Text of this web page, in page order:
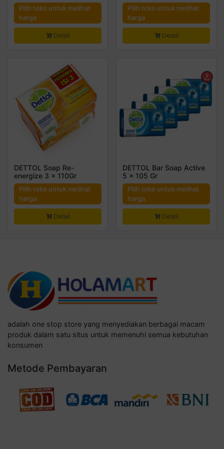
Pilih toko untuk melihat
harga
Detail
Pilih toko untuk melihat
harga
Detail
DETTOL Soap Re-
energize 3 x 110Gr
Pilih toko untuk melihat
harga
Detail
DETTOL Bar Soap Active
5 x 105 Gr
Pilih toko untuk melihat
harga
Detail
adalah one stop store yang menyediakan berbagai macam
produk dalam satu situs untuk memenuhi semua kebutuhan
konsumen
Metode Pembayaran